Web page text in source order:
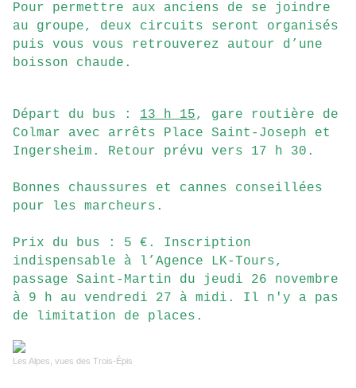
Pour permettre aux anciens de se joindre
au groupe, deux circuits seront organisés
puis vous vous retrouverez autour d’une
boisson chaude.
Départ du bus : 13 h 15, gare routière de
Colmar avec arrêts Place Saint-Joseph et
Ingersheim. Retour prévu vers 17 h 30.
Bonnes chaussures et cannes conseillées
pour les marcheurs.
Prix du bus : 5 €. Inscription
indispensable à l’Agence LK-Tours,
passage Saint-Martin du jeudi 26 novembre
à 9 h au vendredi 27 à midi. Il n'y a pas
de limitation de places.
Les Alpes, vues des Trois-Épis